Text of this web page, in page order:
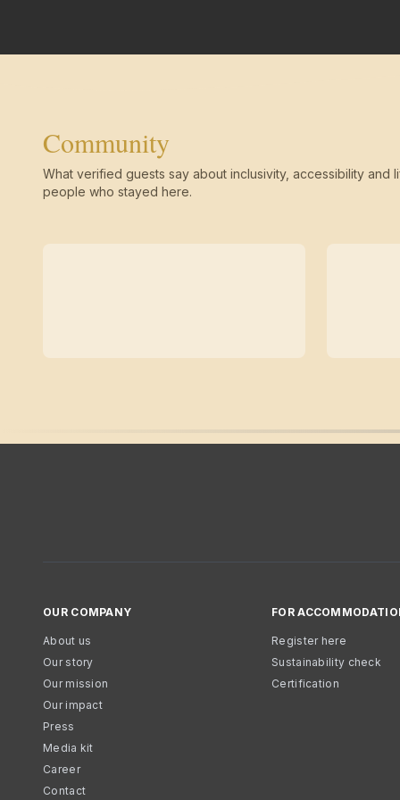
Community
What verified guests say about inclusivity, accessibility and
people who stayed here.
OUR COMPANY
About us
Our story
Our mission
Our impact
Press
Media kit
Career
Contact
FOR
Register here
Sustainability check
Certification